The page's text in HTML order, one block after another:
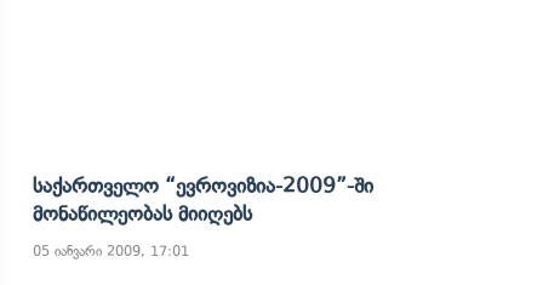
Საქართველო “ევროვიზია-2009”-Ში
Მონაწილეობას Მიიღებს
05 იანვარი 2009, 17:01